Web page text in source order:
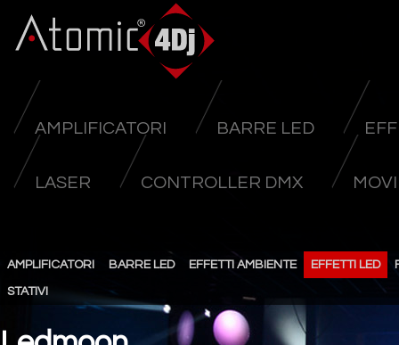
AMPLIFICATORI BARRE LED
LASER CONTROLLER DMX
AMPLIFICATORI BARRE LED EFFETTI AMBIENTE EFFETTI LED
STATIVI